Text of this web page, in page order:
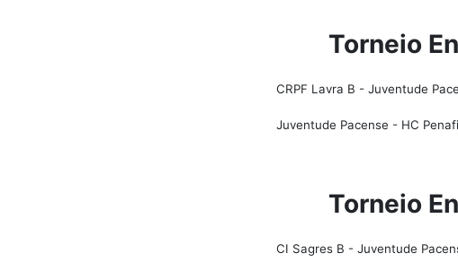
Torneio
CRPF Lavra B - Juventude
Juventude Pacense - HC
Torneio
CI Sagres B - Juventude